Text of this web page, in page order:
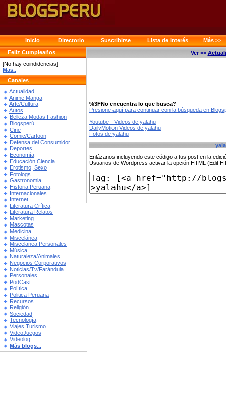
Inicio Directorio Suscribirse Lista de Interés
Más >>
Feliz Cumpleaños
[No hay coindidencias]
Mas..
Canales
Actualidad
Anime Manga
Arte/Cultura
Autos
Belleza Modas Fashion
Blogsperú
Cine
Comic/Cartoon
Defensa del Consumidor
Deportes
Economía
Educación Ciencia
Erotismo, Sexo
Fotologs
Gastronomia
Historia Peruana
Internacionales
Internet
Literatura Crítica
Literatura Relatos
Marketing
Mascotas
Medicina
Miscelánea
Miscelanea Personales
Música
Naturaleza/Animales
Negocios Corporativos
Noticias/Tv/Farándula
Personales
PodCast
Política
Politica Peruana
Recursos
Religión
Sociedad
Tecnología
Viajes Turismo
VideoJuegos
Videolog
Más blogs...
Ver >>
%3FNo encuentra lo que busca?
Presione aquí para continuar con la búsqueda en
Youtube - Videos de yalahu
DailyMotion Videos de yalahu
Fotos de yalahu
Enlázanos incluyendo este código a tus post en la
Usuarios de Wordpress activar la opción HTML (Edit